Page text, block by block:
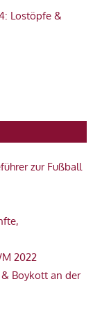
Lostöpfe &
zur Fußball
2022
Boykott an der